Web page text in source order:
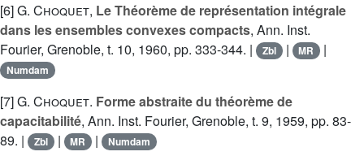
[6]G. Choquet, Le Théorème de représentation intégrale
dans les ensembles convexes compacts, Ann. Inst.
Fourier, Grenoble, t. 10, 1960, pp. 333-344. |
Zbl | MR |
Numdam
[7]G. Choquet. Forme abstraite du théorème de
capacitabilité, Ann. Inst. Fourier, Grenoble, t. 9, 1959, pp. 83-
89. |
Zbl | MR | Numdam